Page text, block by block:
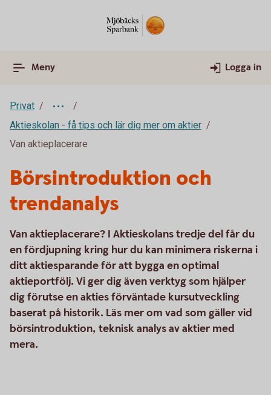
Meny Logga in
Privat
Aktieskolan - få tips och lär dig mer om aktier
Van aktieplacerare
Börsintroduktion och
trendanalys
Van aktieplacerare? I Aktieskolans tredje del får du
en fördjupning kring hur du kan minimera riskerna i
ditt aktiesparande för att bygga en optimal
aktieportfölj. Vi ger dig även verktyg som hjälper
dig förutse en akties förväntade kursutveckling
baserat på historik. Läs mer om vad som gäller vid
börsintroduktion, teknisk analys av aktier med
mera.